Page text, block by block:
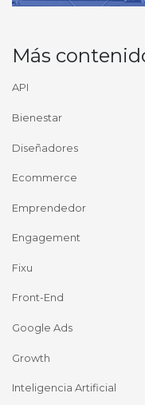
Más
API
Bienestar
Diseñadores
Ecommerce
Emprendedor
Engagement
Fixu
Front-End
Google Ads
Growth
Inteligencia Artificial